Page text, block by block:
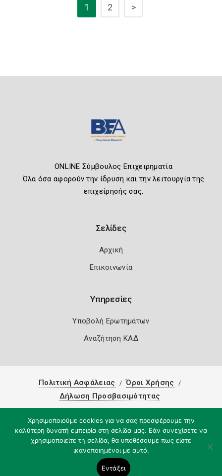
1 2 >
ONLINE Σύμβουλος Επιχειρηματία
Όλα όσα αφορούν την ίδρυση και την λειτουργία της
επιχείρησής σας.
Σελίδες
Αρχική
Επικοινωνία
Υπηρεσίες
Υποβολή Ερωτημάτων
Αναζήτηση ΚΑΔ
Πολιτική Ασφάλειας
Όροι Χρήσης
Δήλωση Προσβασιμότητας
Χρησιμοποιούμε cookies για να σας προσφέρουμε την
καλύτερη δυνατή εμπειρία στη σελίδα μας. Εάν συνεχίσετε να
χρησιμοποιείτε τη σελίδα, θα υποθέσουμε πως είστε
ικανοποιημένοι με αυτό.
Εντάξει